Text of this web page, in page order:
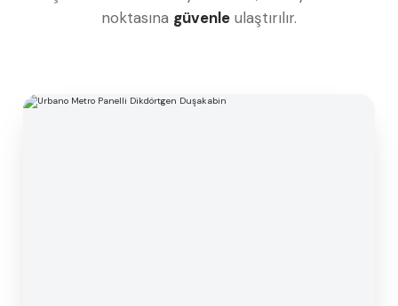
noktasına güvenle ulaştırılır.